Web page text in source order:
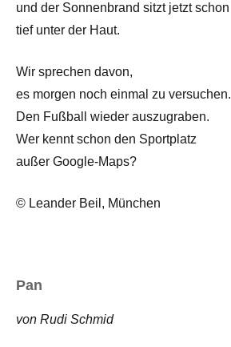
und der Sonnenbrand sitzt jetzt schon
tief unter der Haut.
Wir sprechen davon,
es morgen noch einmal zu versuchen.
Den Fußball wieder auszugraben.
Wer kennt schon den Sportplatz
außer Google-Maps?
© Leander Beil, München
Pan
von Rudi Schmid